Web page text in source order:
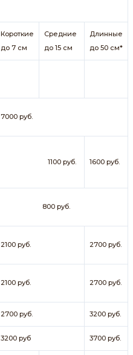
Короткие
до 7 см
Средние
до 15 см
Длинные
до 50 см*
7000 руб.
1100 руб. 1600 руб.
800 руб.
2100 руб. 2700 руб.
2100 руб. 2700 руб.
2700 руб. 3200 руб.
3200 руб 3700 руб.